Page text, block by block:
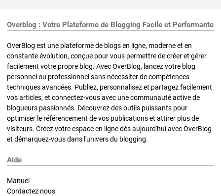
Overblog : Votre Plateforme de Blogging Facile et Performante
OverBlog est une plateforme de blogs en ligne, moderne et en
constante évolution, conçue pour vous permettre de créer et gérer
facilement votre propre blog. Avec OverBlog, lancez votre blog
personnel ou professionnel sans nécessiter de compétences
techniques avancées. Publiez, personnalisez et partagez facilement
vos articles, et connectez-vous avec une communauté active de
blogueurs passionnés. Découvrez des outils puissants pour
optimiser le référencement de vos publications et attirer plus de
visiteurs. Créez votre espace en ligne dès aujourd'hui avec OverBlog
et démarquez-vous dans l'univers du blogging.
Aide
Manuel
Contactez nous